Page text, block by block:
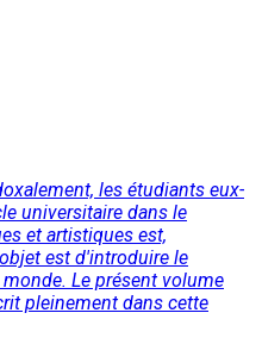
les étudiants eux-
universitaire dans le
et artistiques est,
est d'introduire le
Le présent volume
pleinement dans cette